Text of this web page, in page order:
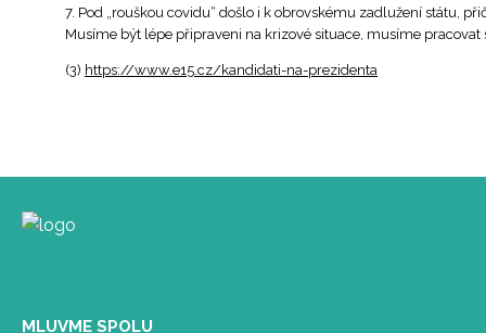
7. Pod „rouškou covidu“ došlo i k obrovskému zadlužení státu,
Musíme být lépe připraveni na krizové situace, musíme
(3) https://www.e15.cz/kandidati-na-prezidenta
MLUVME SPOLU